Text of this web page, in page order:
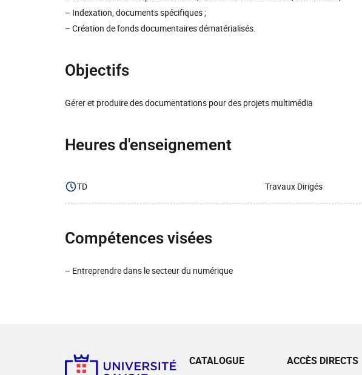
– Indexation, documents spécifiques ;
– Création de fonds documentaires dématérialisés.
Objectifs
Gérer et produire des documentations pour des projets multimédia
Heures d'enseignement
TD Travaux Dirigés
Compétences visées
– Entreprendre dans le secteur du numérique
CATALOGUE ACCÈS DIRECTS